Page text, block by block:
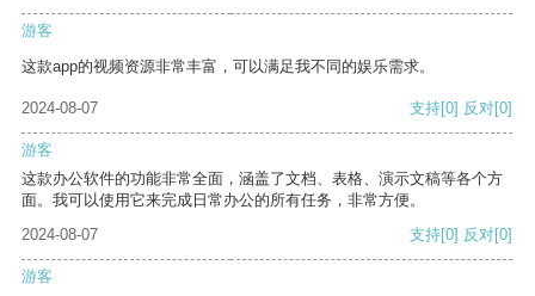
游客
这款app的视频资源非常丰富，可以满足我不同的娱乐需求。
2024-08-07 支持[0] 反对[0]
游客
这款办公软件的功能非常全面，涵盖了文档、表格、演示文稿等各个方
面。我可以使用它来完成日常办公的所有任务，非常方便。
2024-08-07
支持[0] 反对[0]
游客